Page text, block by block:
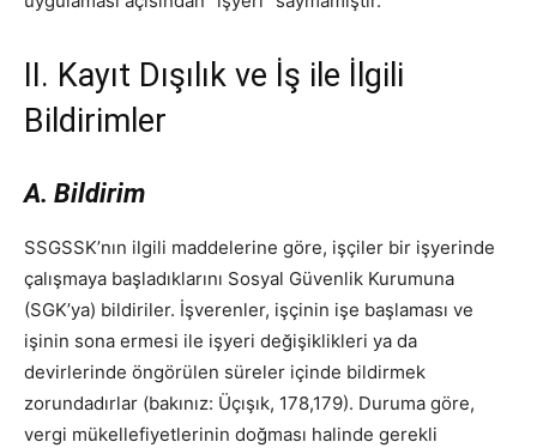
II. Kayıt Dışılık ve İş ile İlgili
Bildirimler
A. Bildirim
SSGSSK’nın ilgili maddelerine göre, işçiler bir işyerinde
çalışmaya başladıklarını Sosyal Güvenlik Kurumuna
(SGK’ya) bildiriler. İşverenler, işçinin işe başlaması ve
işinin sona ermesi ile işyeri değişiklikleri ya da
devirlerinde öngörülen süreler içinde bildirmek
zorundadırlar (bakınız: Üçışık, 178,179). Duruma göre,
vergi mükellefiyetlerinin doğması halinde gerekli